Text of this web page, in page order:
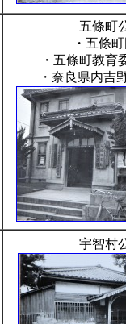
五條町
・五條
・五條町教育
・奈良県内吉
宇智村